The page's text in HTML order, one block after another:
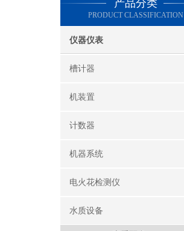
产品分类
PRODUCT CLASSIFICATION
仪器仪表
槽计器
机装置
计数器
机器系统
电火花检测仪
水质设备